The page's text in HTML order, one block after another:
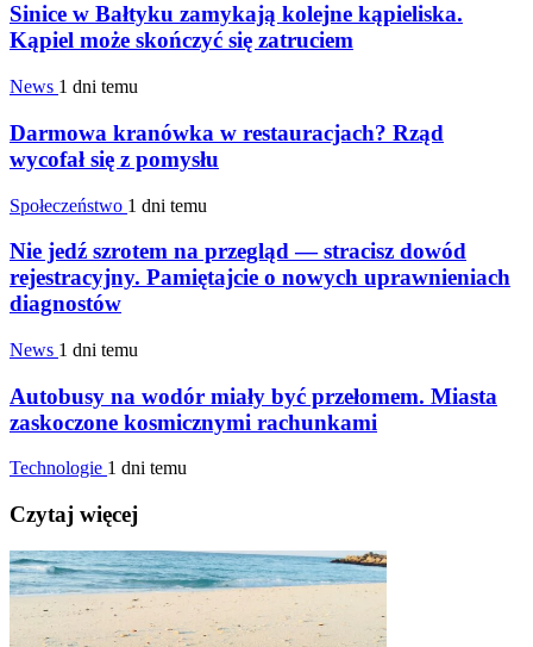
Sinice w Bałtyku zamykają kolejne kąpieliska.
Kąpiel może skończyć się zatruciem
News 1 dni temu
Darmowa kranówka w restauracjach? Rząd
wycofał się z pomysłu
Społeczeństwo 1 dni temu
Nie jedź szrotem na przegląd — stracisz dowód
rejestracyjny. Pamiętajcie o nowych uprawnieniach
diagnostów
News 1 dni temu
Autobusy na wodór miały być przełomem. Miasta
zaskoczone kosmicznymi rachunkami
Technologie 1 dni temu
Czytaj więcej